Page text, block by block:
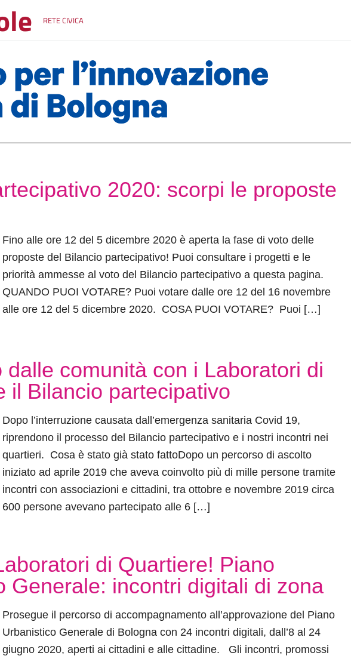
RETE CIVICA
2020: scorpi le proposte
Fino alle ore 12 del 5 dicembre 2020 è aperta la fase di voto delle
proposte del Bilancio partecipativo! Puoi consultare i progetti e le
priorità ammesse al voto del Bilancio partecipativo a questa pagina.
QUANDO PUOI VOTARE? Puoi votare dalle ore 12 del 16 novembre
alle ore 12 del 5 dicembre 2020. COSA PUOI VOTARE? Puoi […]
dalle comunità con i Laboratori di
il Bilancio partecipativo
Dopo l’interruzione causata dall’emergenza sanitaria Covid 19,
riprendono il processo del Bilancio partecipativo e i nostri incontri nei
quartieri. Cosa è stato già stato fattoDopo un percorso di ascolto
iniziato ad aprile 2019 che aveva coinvolto più di mille persone tramite
incontri con associazioni e cittadini, tra ottobre e novembre 2019 circa
600 persone avevano partecipato alle 6 […]
di Quartiere! Piano
Generale: incontri digitali di zona
Prosegue il percorso di accompagnamento all’approvazione del Piano
Urbanistico Generale di Bologna con 24 incontri digitali, dall’8 al 24
giugno 2020, aperti ai cittadini e alle cittadine. Gli incontri, promossi